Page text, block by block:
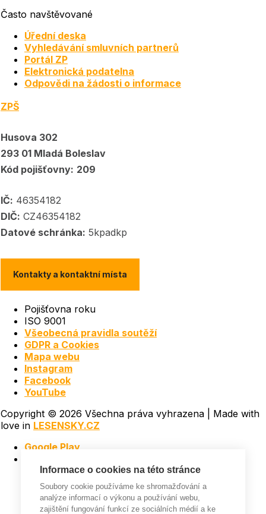
Často navštěvované
Úřední deska
Vyhledávání smluvních partnerů
Portál ZP
Elektronická podatelna
Odpovědi na žádosti o informace
ZPŠ
Husova 302
293 01 Mladá Boleslav
Kód pojišťovny: 209
IČ: 46354182
DIČ: CZ46354182
Datové schránka: 5kpadkp
Kontakty a kontaktní místa
Pojišťovna roku
ISO 9001
Všeobecná pravidla soutěží
GDPR a Cookies
Mapa webu
Instagram
Facebook
YouTube
Copyright © 2026 Všechna práva vyhrazena | Made with
love in LESENSKY.CZ
Google Play
Informace o cookies na této stránce
Soubory cookie používáme ke shromažďování a
analýze informací o výkonu a používání webu,
zajištění fungování funkcí ze sociálních médií a ke